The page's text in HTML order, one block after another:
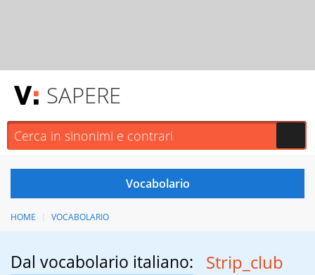
SAPERE
HOME VOCABOLARIO
Dal vocabolario italiano: Strip_club